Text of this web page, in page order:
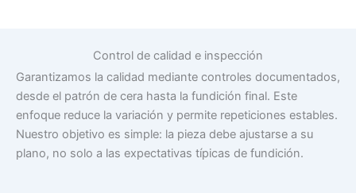
Control de calidad e inspección
Garantizamos la calidad mediante controles documentados,
desde el patrón de cera hasta la fundición final. Este
enfoque reduce la variación y permite repeticiones estables.
Nuestro objetivo es simple: la pieza debe ajustarse a su
plano, no solo a las expectativas típicas de fundición.